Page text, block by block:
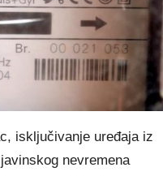
isključivanje uređaja iz
nevremena